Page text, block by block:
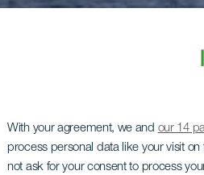
With your agreement, we and our 14
process personal data like your visit
not ask for your consent to process